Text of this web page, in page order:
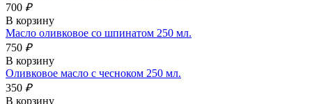
700 ₽
В корзину
Масло оливковое со шпинатом 250 мл.
750 ₽
В корзину
Оливковое масло с чесноком 250 мл.
350 ₽
В корзину